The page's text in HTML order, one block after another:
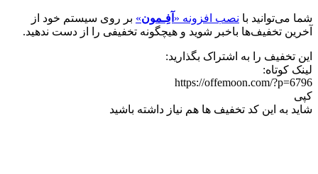
شما می‌توانید با نصب افزونه « آفِـمون» بر روی سیستم خود از
آخرین تخفیف‌ها باخبر شوید و هیچگونه تخفیفی را از دست ندهید.
این تخفیف را به اشتراک بگذارید:
لینک کوتاه:
https://offemoon.com/?p=6796
کپی
شاید به این کد تخفیف ها هم نیاز داشته باشید